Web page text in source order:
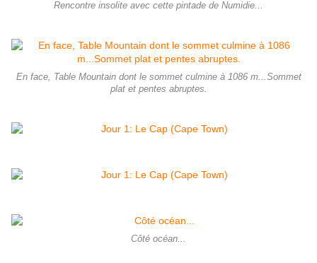
Rencontre insolite avec cette pintade de Numidie...
En face, Table Mountain dont le sommet culmine à 1086 m...Sommet
plat et pentes abruptes.
Côté océan...